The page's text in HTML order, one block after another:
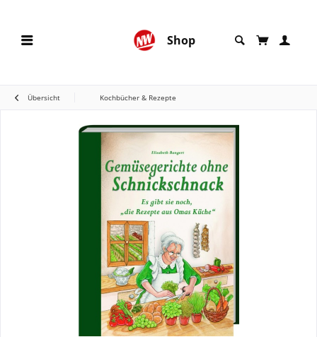
Shop
Übersicht Kochbücher & Rezepte